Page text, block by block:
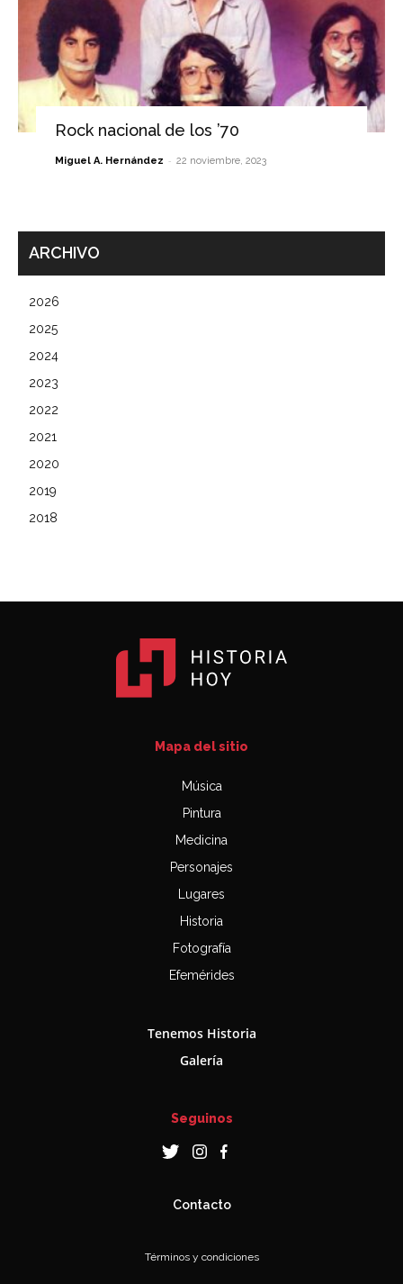
Rock nacional de los ’70
Miguel A. Hernández - 22 noviembre, 2023
ARCHIVO
2026
2025
2024
2023
2022
2021
2020
2019
2018
Mapa del sitio
Música
Pintura
Medicina
Personajes
Lugares
Historia
Fotografía
Efemérides
Tenemos Historia
Galería
Seguinos
Contacto
Términos y condiciones